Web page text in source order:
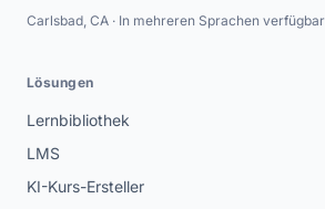
Carlsbad, CA · In mehreren Sprachen verfügbar
Lösungen
Lernbibliothek
LMS
KI-Kurs-Ersteller